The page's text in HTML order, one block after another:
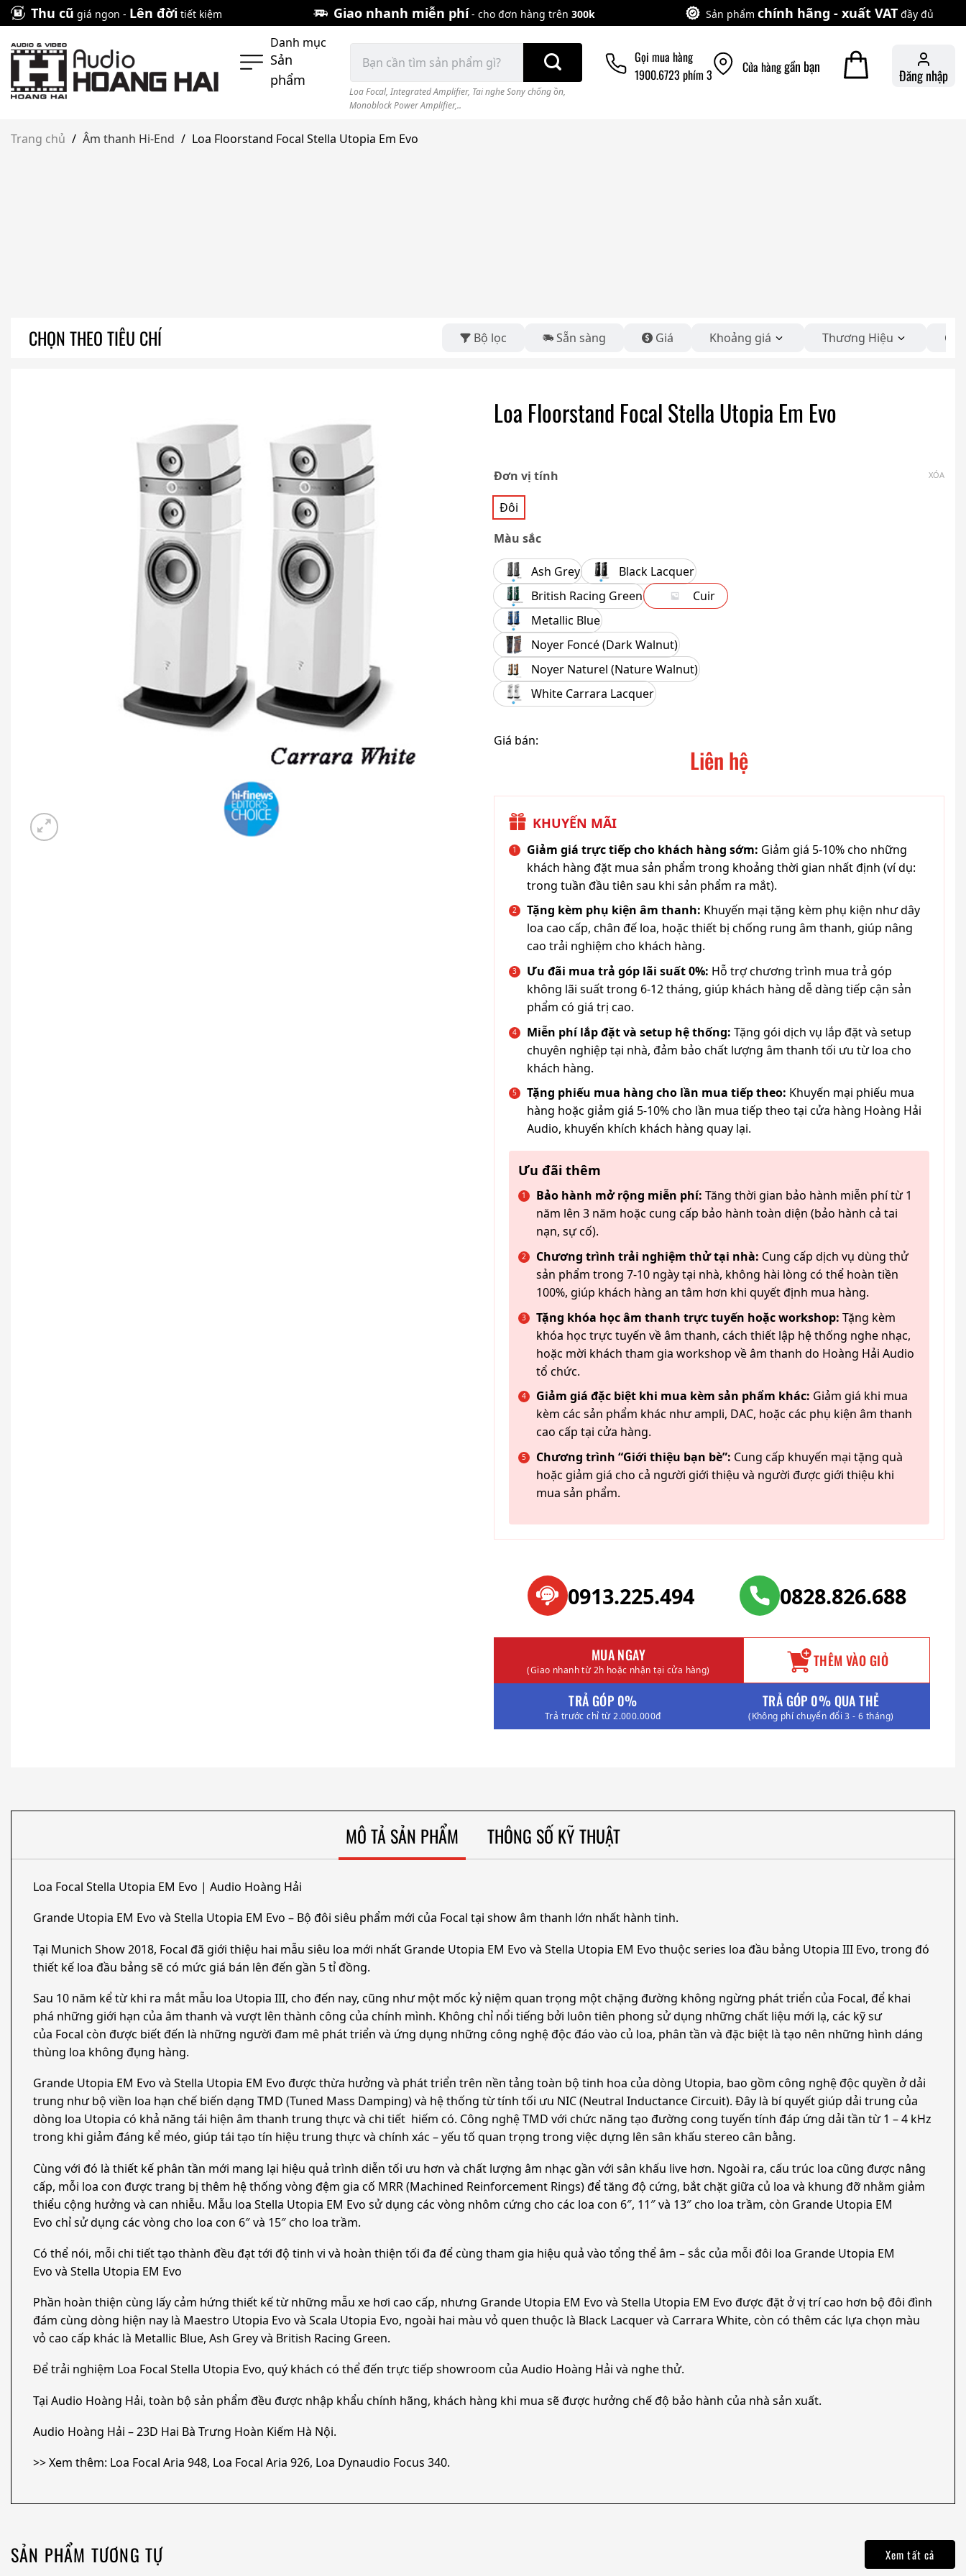
Skip
to
content
Thu cũ giá ngon - Lên đời tiết kiệm Giao nhanh miễn phí- cho đơn hàng trên 300k Sản phẩm chính hãng - xuất VAT đầy đủ
Danh mục
Sản
phẩm
kiếm:
Loa Focal, Integrated Amplifier, Tai nghe Sony chống ồn,
Monoblock Power Amplifier,..
Gọi mua hàng
1900.6723 phím 3
Cửa hànggần bạn Đăng nhập
Trang chủ / Âm thanh Hi-End / Loa Floorstand Focal Stella Utopia Em Evo
CHỌN THEO TIÊU CHÍ Bộ lọc Sẵn sàng Giá Khoảng giá Thương Hiệu
Loa Floorstand Focal Stella Utopia Em Evo
Đơn vị tính
Đôi
Màu sắc
Ash Grey
Black Lacquer
British Racing Green
Cuir
Metallic Blue
Noyer Foncé (Dark Walnut)
Noyer Naturel (Nature Walnut)
White Carrara Lacquer
XÓA
Giá bán:
Liên hệ
KHUYẾN MÃI
Giảm giá trực tiếp cho khách hàng sớm: Giảm giá 5-10% cho những
khách hàng đặt mua sản phẩm trong khoảng thời gian nhất định (ví dụ:
trong tuần đầu tiên sau khi sản phẩm ra mắt).
Tặng kèm phụ kiện âm thanh: Khuyến mại tặng kèm phụ kiện như dây
loa cao cấp, chân đế loa, hoặc thiết bị chống rung âm thanh, giúp nâng
cao trải nghiệm cho khách hàng.
Ưu đãi mua trả góp lãi suất 0%: Hỗ trợ chương trình mua trả góp
không lãi suất trong 6-12 tháng, giúp khách hàng dễ dàng tiếp cận sản
phẩm có giá trị cao.
Miễn phí lắp đặt và setup hệ thống: Tặng gói dịch vụ lắp đặt và setup
chuyên nghiệp tại nhà, đảm bảo chất lượng âm thanh tối ưu từ loa cho
khách hàng.
Tặng phiếu mua hàng cho lần mua tiếp theo: Khuyến mại phiếu mua
hàng hoặc giảm giá 5-10% cho lần mua tiếp theo tại cửa hàng Hoàng Hải
Audio, khuyến khích khách hàng quay lại.
Ưu đãi thêm
Bảo hành mở rộng miễn phí: Tăng thời gian bảo hành miễn phí từ 1
năm lên 3 năm hoặc cung cấp bảo hành toàn diện (bảo hành cả tai
nạn, sự cố).
Chương trình trải nghiệm thử tại nhà: Cung cấp dịch vụ dùng thử
sản phẩm trong 7-10 ngày tại nhà, không hài lòng có thể hoàn tiền
100%, giúp khách hàng an tâm hơn khi quyết định mua hàng.
Tặng khóa học âm thanh trực tuyến hoặc workshop: Tặng kèm
khóa học trực tuyến về âm thanh, cách thiết lập hệ thống nghe nhạc,
hoặc mời khách tham gia workshop về âm thanh do Hoàng Hải Audio
tổ chức.
Giảm giá đặc biệt khi mua kèm sản phẩm khác: Giảm giá khi mua
kèm các sản phẩm khác như ampli, DAC, hoặc các phụ kiện âm thanh
cao cấp tại cửa hàng.
Chương trình “Giới thiệu bạn bè”: Cung cấp khuyến mại tặng quà
hoặc giảm giá cho cả người giới thiệu và người được giới thiệu khi
mua sản phẩm.
0913.225.494 0828.826.688
MUA NGAY
(Giao nhanh từ 2h hoặc nhận tại cửa hàng) THÊM VÀO GIỎ
TRẢ GÓP 0%
Trả trước chỉ từ 2.000.000đ
TRẢ GÓP 0% QUA THẺ
(Không phí chuyển đổi 3 - 6 tháng)
MÔ TẢ SẢN PHẨM THÔNG SỐ KỸ THUẬT
Loa Focal Stella Utopia EM Evo | Audio Hoàng Hải
Grande Utopia EM Evo và Stella Utopia EM Evo – Bộ đôi siêu phẩm mới của Focal tại show âm thanh lớn nhất hành tinh.
Tại Munich Show 2018, Focal đã giới thiệu hai mẫu siêu loa mới nhất Grande Utopia EM Evo và Stella Utopia EM Evo thuộc series loa đầu bảng Utopia III Evo, trong đó
thiết kế loa đầu bảng sẽ có mức giá bán lên đến gần 5 tỉ đồng.
Sau 10 năm kể từ khi ra mắt mẫu loa Utopia III, cho đến nay, cũng như một mốc kỷ niệm quan trọng một chặng đường không ngừng phát triển của Focal, để khai
phá những giới hạn của âm thanh và vượt lên thành công của chính mình. Không chỉ nổi tiếng bởi luôn tiên phong sử dụng những chất liệu mới lạ, các kỹ sư
của Focal còn được biết đến là những người đam mê phát triển và ứng dụng những công nghệ độc đáo vào củ loa, phân tần và đặc biệt là tạo nên những hình dáng
thùng loa không đụng hàng.
Grande Utopia EM Evo và Stella Utopia EM Evo được thừa hưởng và phát triển trên nền tảng toàn bộ tinh hoa của dòng Utopia, bao gồm công nghệ độc quyền ở dải
trung như bộ viền loa hạn chế biến dạng TMD (Tuned Mass Damping) và hệ thống từ tính tối ưu NIC (Neutral Inductance Circuit). Đây là bí quyết giúp dải trung của
dòng loa Utopia có khả năng tái hiện âm thanh trung thực và chi tiết hiếm có. Công nghệ TMD với chức năng tạo đường cong tuyến tính đáp ứng dải tần từ 1 – 4 kHz
trong khi giảm đáng kể méo, giúp tái tạo tín hiệu trung thực và chính xác – yếu tố quan trọng trong việc dựng lên sân khấu stereo cân bằng.
Cùng với đó là thiết kế phân tần mới mang lại hiệu quả trình diễn tối ưu hơn và chất lượng âm nhạc gần với sân khấu live hơn. Ngoài ra, cấu trúc loa cũng được nâng
cấp, mỗi loa con được trang bị thêm hệ thống vòng đệm gia cố MRR (Machined Reinforcement Rings) để tăng độ cứng, bắt chặt giữa củ loa và khung đỡ nhằm giảm
thiểu cộng hưởng và can nhiễu. Mẫu loa Stella Utopia EM Evo sử dụng các vòng nhôm cứng cho các loa con 6″, 11″ và 13″ cho loa trầm, còn Grande Utopia EM
Evo chỉ sử dụng các vòng cho loa con 6″ và 15″ cho loa trầm.
Có thể nói, mỗi chi tiết tạo thành đều đạt tới độ tinh vi và hoàn thiện tối đa để cùng tham gia hiệu quả vào tổng thể âm – sắc của mỗi đôi loa Grande Utopia EM
Evo và Stella Utopia EM Evo
Phần hoàn thiện cùng lấy cảm hứng thiết kế từ những mẫu xe hơi cao cấp, nhưng Grande Utopia EM Evo và Stella Utopia EM Evo được đặt ở vị trí cao hơn bộ đôi đình
đám cùng dòng hiện nay là Maestro Utopia Evo và Scala Utopia Evo, ngoài hai màu vỏ quen thuộc là Black Lacquer và Carrara White, còn có thêm các lựa chọn màu
vỏ cao cấp khác là Metallic Blue, Ash Grey và British Racing Green.
Để trải nghiệm Loa Focal Stella Utopia Evo, quý khách có thể đến trực tiếp showroom của Audio Hoàng Hải và nghe thử.
Tại Audio Hoàng Hải, toàn bộ sản phẩm đều được nhập khẩu chính hãng, khách hàng khi mua sẽ được hưởng chế độ bảo hành của nhà sản xuất.
Audio Hoàng Hải – 23D Hai Bà Trưng Hoàn Kiếm Hà Nội.
>> Xem thêm: Loa Focal Aria 948, Loa Focal Aria 926, Loa Dynaudio Focus 340.
SẢN PHẨM TƯƠNG TỰ Xem tất cả